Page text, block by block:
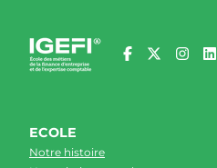
ECOLE
Notre histoire